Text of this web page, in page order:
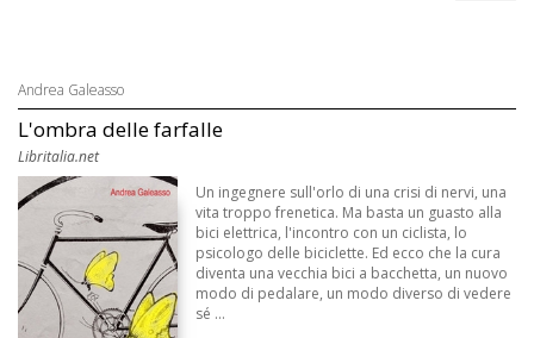
Andrea Galeasso
L'ombra delle farfalle
Libritalia.net
Un ingegnere sull'orlo di una crisi di nervi, una
vita troppo frenetica. Ma basta un guasto alla
bici elettrica, l'incontro con un ciclista, lo
psicologo delle biciclette. Ed ecco che la cura
diventa una vecchia bici a bacchetta, un nuovo
modo di pedalare, un modo diverso di vedere
sé ...